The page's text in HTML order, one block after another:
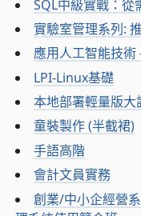
SQL中級實戰：從
實驗室管理系列:
應用人工智能技
LPI-Linux基礎
本地部署輕量版大
童裝製作 (半截裙)
手語高階
會計文員實務
創業/中小企經營